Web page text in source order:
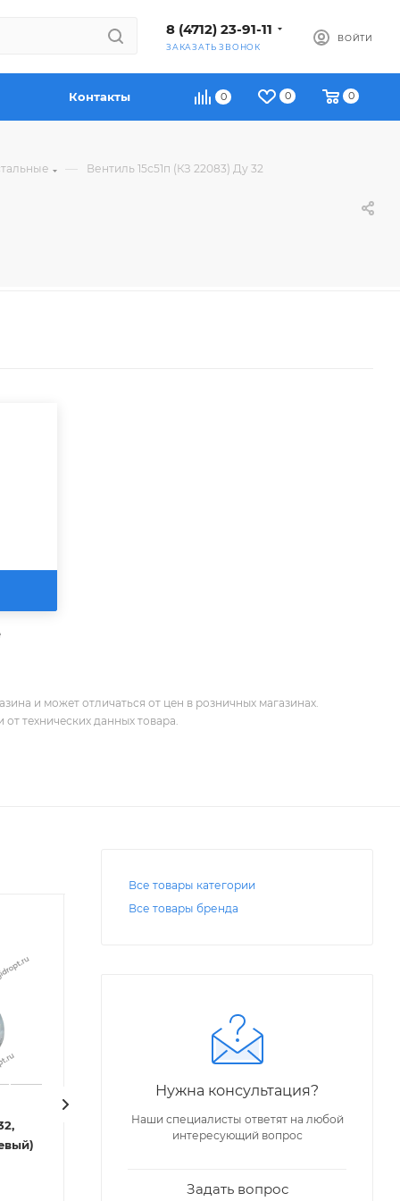
8 (4712) 23-91-11
ЗАКАЗАТЬ ЗВОНОК
ВОЙТИ
0 0 0
Контакты
— Вентиль 15с51п (КЗ 22083) Ду 32
и может отличаться от цен в розничных магазинах.
технических данных товара.
Вентиль 14с20п1 (СА
22012) Ду 32 (фланцевый)
Вентиль
Все товары категории
Все товары бренда
Нужна консультация?
Наши специалисты ответят на любой
интересующий вопрос
Задать вопрос